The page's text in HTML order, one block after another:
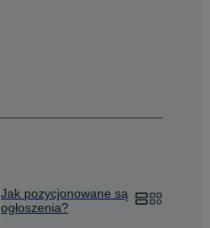
Jak pozycjonowane są
ogłoszenia?